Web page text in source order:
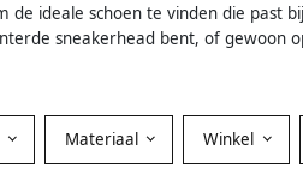
ideale schoen te vinden die past
sneakerhead bent, of gewoon
Materiaal Winkel